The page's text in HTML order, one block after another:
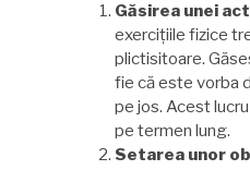
Găsirea unei
exercițiile fizice
plictisitoare.
fie că este vorba
pe jos. Acest
pe termen lung.
Setarea unor